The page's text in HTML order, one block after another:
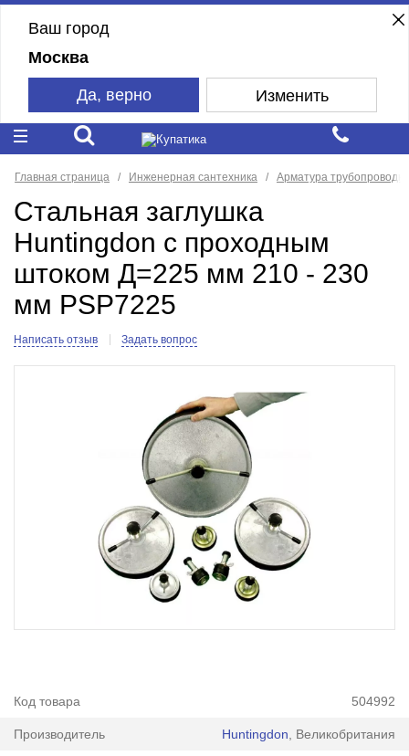
Ваш город
Москва
Да, верно Изменить
Главная страница Инженерная сантехника Арматура
Стальная заглушка
Huntingdon с проходным
штоком Д=225 мм 210 - 230
мм PSP7225
Написать отзыв Задать вопрос
Код товара 504992
Производитель Huntingdon , Великобритания